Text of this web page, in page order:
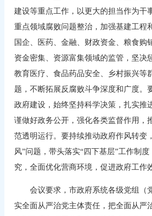
建设等重点工作，以更大的担当作为干
重点领域腐败问题整治，加强基建工程
国企、医药、金融、财政资金、粮食购
资金密集、资源富集领域的监管，坚决
教育医疗、食品药品安全、乡村振兴等
题，不断拓展反腐败斗争深度和广度。
政府建设，始终坚持科学决策，扎实推
谨做好政务公开，强化各类监督作用，
范透明运行。要持续推动政府作风转变
风”问题，带头落实“四下基层”工作制
究，全面优化营商环境，促进政府工作
会议要求，市政府系统各级党组（
实全面从严治党主体责任，把全面从严